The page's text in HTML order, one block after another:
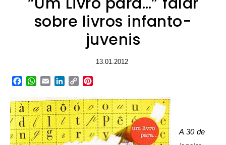
sobre livros infanto-
juvenis
13.01.2012
Facebook
WhatsApp
EmailLinkedIn
Copy
A 30 de